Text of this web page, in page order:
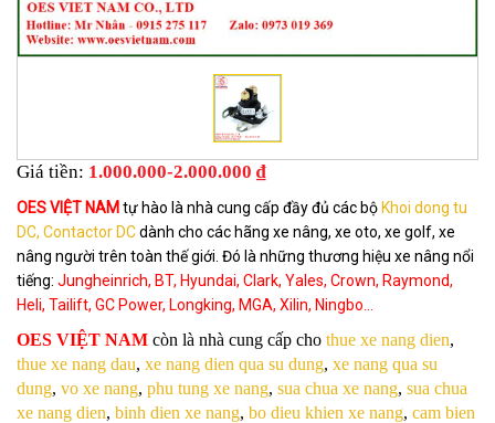
Giá tiền: 1.000.000-2.000.000 ₫
OES VIỆT NAM tự hào là nhà cung cấp đầy đủ các bộ Khoi dong tu
DC, Contactor DCdành cho các hãng xe nâng, xe oto, xe golf, xe
nâng người trên toàn thế giới. Đó là những thương hiệu xe nâng nổi
tiếng: Jungheinrich, BT, Hyundai, Clark, Yales, Crown, Raymond,
Heli, Tailift, GC Power, Longking, MGA, Xilin, Ningbo...
OES VIỆT NAM còn là nhà cung cấp cho thue xe nang dien,
thue xe nang dau, xe nang dien qua su dung, xe nang qua su
dung, vo xe nang, phu tung xe nang, sua chua xe nang, sua chua
xe nang dien, binh dien xe nang, bo dieu khien xe nang, cam bien